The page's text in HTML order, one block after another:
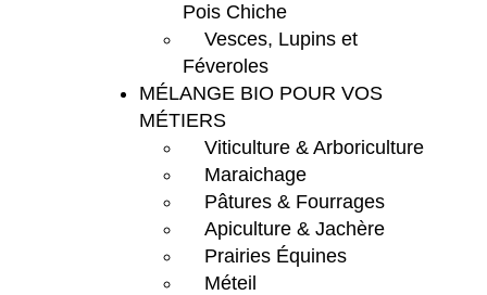
Pois Chiche
Vesces, Lupins et
Féveroles
MÉLANGE BIO POUR VOS
MÉTIERS
Viticulture & Arboriculture
Maraichage
Pâtures & Fourrages
Apiculture & Jachère
Prairies Équines
Méteil